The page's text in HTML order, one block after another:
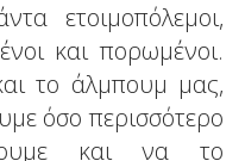
ετοιμοπόλεμοι,
και πορωμένοι.
το άλμπουμ μας,
όσο περισσότερο
και να το